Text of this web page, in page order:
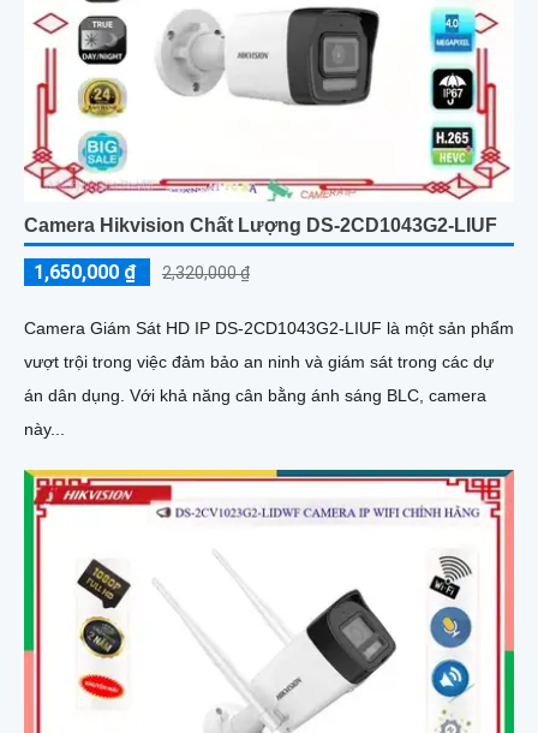
Camera Hikvision Chất Lượng DS-2CD1043G2-LIUF
1,650,000 ₫ 2,320,000 ₫
Camera Giám Sát HD IP DS-2CD1043G2-LIUF là một sản phẩm
vượt trội trong việc đảm bảo an ninh và giám sát trong các dự
án dân dụng. Với khả năng cân bằng ánh sáng BLC, camera
này...